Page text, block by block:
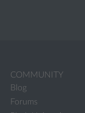
COMMUNITY
Blog
Forums